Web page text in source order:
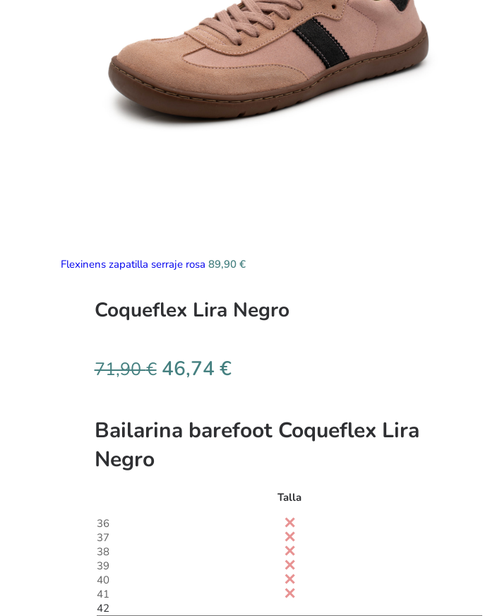
Flexinens zapatilla serraje rosa 89,90 €
Coqueflex Lira Negro
71,90€ 46,74 €
Bailarina barefoot Coqueflex Lira
Negro
Talla
36
37
38
39
40
41
42